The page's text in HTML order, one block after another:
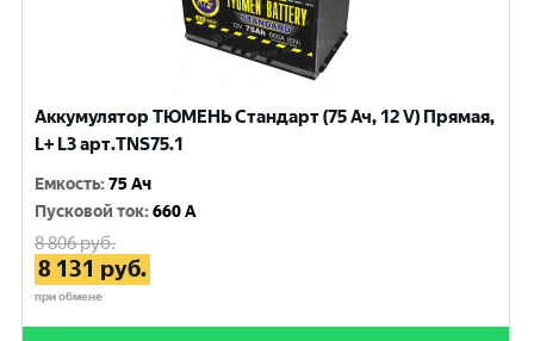
Аккумулятор ТЮМЕНЬ Стандарт (75 Ач, 12 V) Прямая,
L+ L3 арт.TNS75.1
Емкость:75 Ач
Пусковой ток:660 A
8 806руб.
8 131 руб.
при обмене